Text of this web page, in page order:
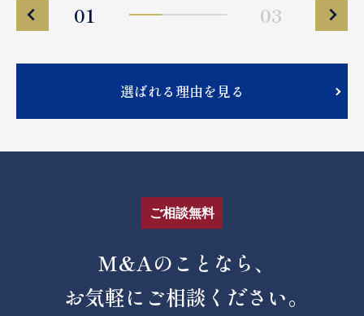
01 03
選ばれる理由を見る
ご相談無料
M&Aのことなら、
お気軽にご相談ください。